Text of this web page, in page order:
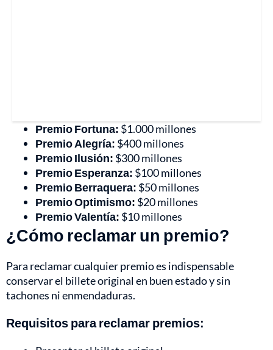
Premio Fortuna: $1.000 millones
Premio Alegría: $400 millones
Premio Ilusión: $300 millones
Premio Esperanza: $100 millones
Premio Berraquera: $50 millones
Premio Optimismo: $20 millones
Premio Valentía: $10 millones
¿Cómo reclamar un premio?
Para reclamar cualquier premio es indispensable
conservar el billete original en buen estado y sin
tachones ni enmendaduras.
Requisitos para reclamar premios: